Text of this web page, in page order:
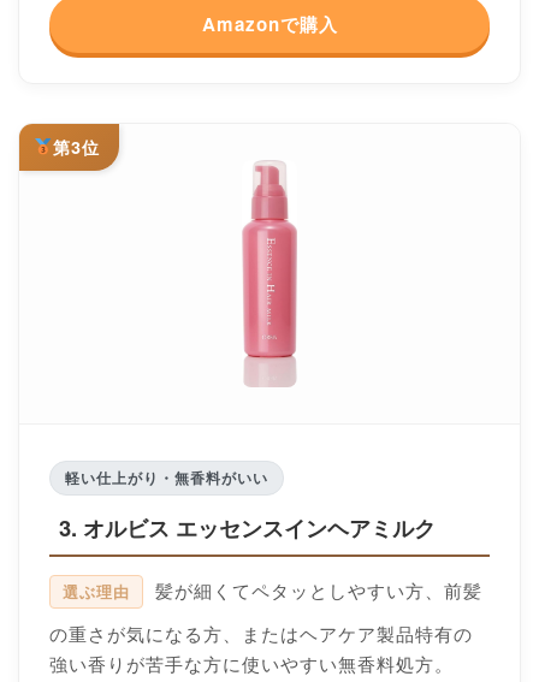
Amazonで購入
第3位
軽い仕上がり・無香料がいい
3. オルビス エッセンスインヘアミルク
選ぶ理由
髪が細くてペタッとしやすい方、前髪
の重さが気になる方、またはヘアケア製品特有の
強い香りが苦手な方に使いやすい無香料処方。